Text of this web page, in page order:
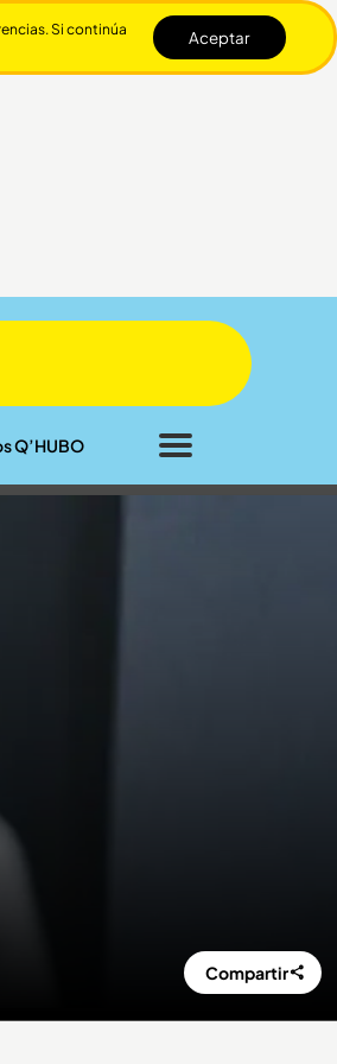
Q’HUBO
Cerrar
Compartir
Si continúa
Aceptar